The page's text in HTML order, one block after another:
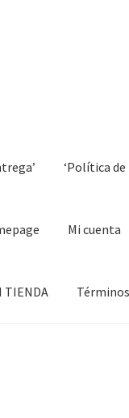
‘Política de
Mi cuenta
TIENDA